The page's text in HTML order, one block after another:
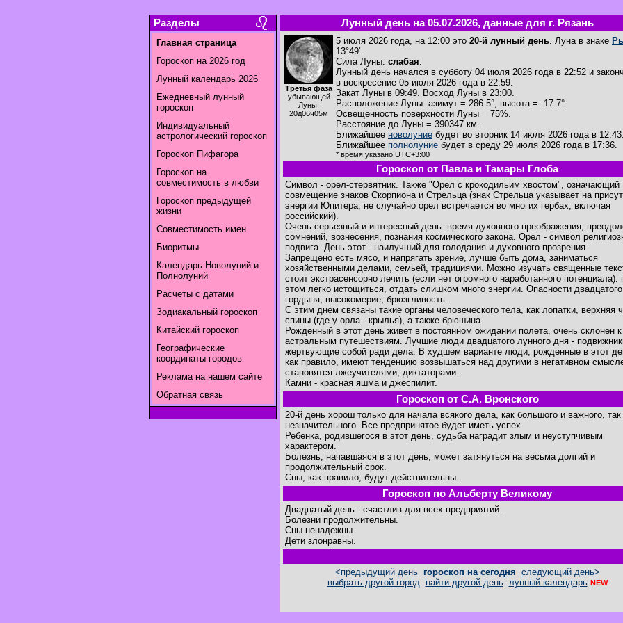
Разделы
Главная страница
Гороскоп на 2026 год
Лунный календарь 2026
Ежедневный лунный
гороскоп
Индивидуальный
астрологический гороскоп
Гороскоп Пифагора
Гороскоп на
совместимость в любви
Гороскоп предыдущей
жизни
Совместимость имен
Биоритмы
Календарь Новолуний и
Полнолуний
Расчеты с датами
Зодиакальный гороскоп
Китайский гороскоп
Географические
координаты городов
Реклама на нашем сайте
Обратная связь
Лунный день на 05.07.2026, данные для г. Рязань
Третья фаза
убывающей
Луны.
20д06ч05м
5 июля 2026 года, на 12:00 это 20-й лунный день. Луна в знаке
13°49'.
Сила Луны: слабая.
Лунный день начался в субботу 04 июля 2026 года в 22:52 и
в воскресение 05 июля 2026 года в 22:59.
Закат Луны в 09:49. Восход Луны в 23:00.
Расположение Луны: азимут = 286.5°, высота = -17.7°.
Освещенность поверхности Луны = 75%.
Расстояние до Луны = 390347 км.
Ближайшее новолуние будет во вторник 14 июля 2026 года в 12:43.
Ближайшее полнолуние будет в среду 29 июля 2026 года в 17:36.
* время указано UTC+3:00
Гороскоп от Павла и Тамары Глоба
Символ - орел-стервятник. Также "Орел с крокодильим хвостом", означающий
совмещение знаков Скорпиона и Стрельца (знак Стрельца указывает на
энергии Юпитера; не случайно орел встречается во многих гербах, включая
российский).
Очень серьезный и интересный день: время духовного преображения,
сомнений, вознесения, познания космического закона. Орел - символ
подвига. День этот - наилучший для голодания и духовного прозрения.
Запрещено есть мясо, и напрягать зрение, лучше быть дома, заниматься
хозяйственными делами, семьей, традициями. Можно изучать священные
стоит экстрасенсорно лечить (если нет огромного наработанного потенциала):
этом легко истощиться, отдать слишком много энергии. Опасности
гордыня, высокомерие, брюзгливость.
С этим днем связаны такие органы человеческого тела, как лопатки, верхняя
спины (где у орла - крылья), а также брюшина.
Рожденный в этот день живет в постоянном ожидании полета, очень склонен к
астральным путешествиям. Лучшие люди двадцатого лунного дня -
жертвующие собой ради дела. В худшем варианте люди, рожденные в этот
как правило, имеют тенденцию возвышаться над другими в негативном
становятся лжеучителями, диктаторами.
Камни - красная яшма и джеспилит.
Гороскоп от С.А. Вронского
20-й день хорош только для начала всякого дела, как большого и важного, так
незначительного. Все предпринятое будет иметь успех.
Ребенка, родившегося в этот день, судьба наградит злым и неуступчивым
характером.
Болезнь, начавшаяся в этот день, может затянуться на весьма долгий и
продолжительный срок.
Сны, как правило, будут действительны.
Гороскоп по Альберту Великому
Двадцатый день - счастлив для всех предприятий.
Болезни продолжительны.
Сны ненадежны.
Дети злонравны.
<предыдущий день гороскоп на сегодня следующий день>
выбрать другой город
найти другой день лунный календарь NEW